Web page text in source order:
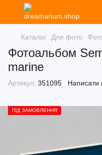
Каталог Для фото
Фотоальбом
marine
Артикул: 351095 Написати
ПІД ЗАМОВЛЕННЯ